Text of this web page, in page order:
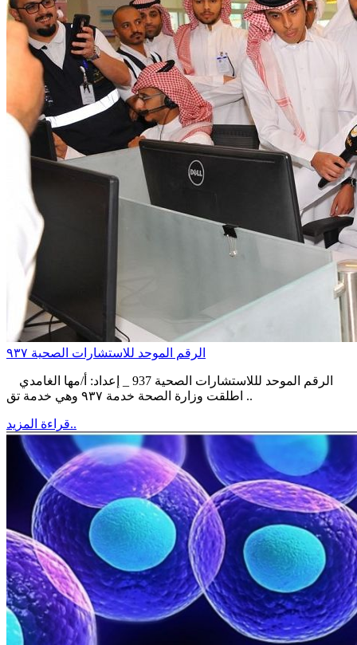
الرقم الموحد للاستشارات الصحية ٩٣٧
الرقم الموحد لللاستشارات الصحية 937 _ إعداد: أ/مها الغامدي
اطلقت وزارة الصحة خدمة ٩٣٧ وهي خدمة تق ..
قراءة المزيد..